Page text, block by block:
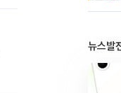
뉴스발